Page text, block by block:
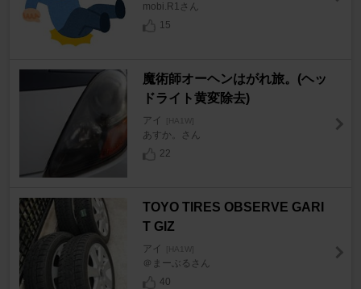
mobi.R1さん
15
魔術師オーヘンはがれ旅。(ヘッ
ドライト黄変除去)
アイ [HA1W]
あすか。さん
22
TOYO TIRES OBSERVE GARI
T GIZ
アイ [HA1W]
＠まーぶるさん
40